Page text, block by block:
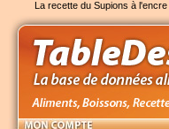
La recette du Supions à l'encre